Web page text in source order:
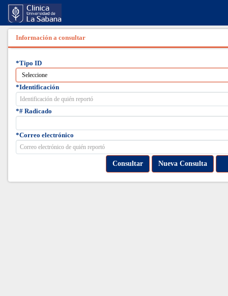
Información a consultar
*Tipo ID
*Identificación
*# Radicado
*Correo electrónico